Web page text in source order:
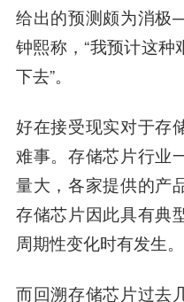
给出的预测颇为消
钟熙称，“我预计这
下去”。
好在接受现实对于存
难事。存储芯片行业
量大，各家提供的产
存储芯片因此具有典
周期性变化时有发生。
而回溯存储芯片过去